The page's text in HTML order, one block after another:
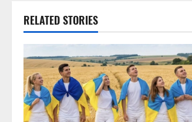
t
n
a
v
RELATED STORIES